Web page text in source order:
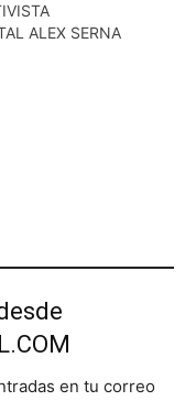
ALEX SERNA
en tu correo